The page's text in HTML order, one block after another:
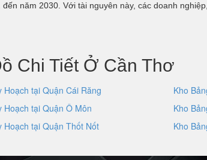
năm 2030. Với tài nguyên này, các doanh
Chi Tiết Ở Cần Thơ
Hoạch tại Quận Cái Răng
Kho
Hoạch tại Quận Ô Môn
Kho
Hoạch tại Quận Thốt Nốt Kho